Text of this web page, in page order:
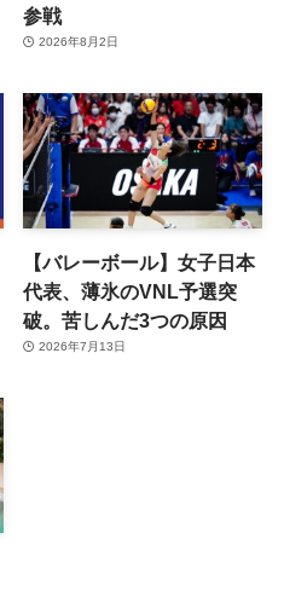
参戦
2026年8月2日
【バレーボール】女子日本
代表、薄氷のVNL予選突
破。苦しんだ3つの原因
2026年7月13日